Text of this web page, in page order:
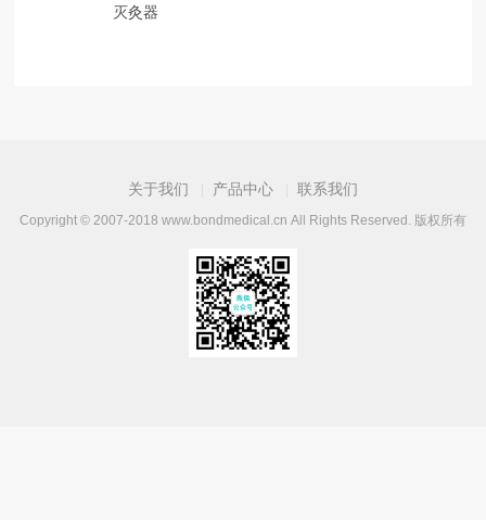
灭灸器
关于我们 产品中心 联系我们
Copyright © 2007-2018 www.bondmedical.cn All Rights Reserved. 版权所有